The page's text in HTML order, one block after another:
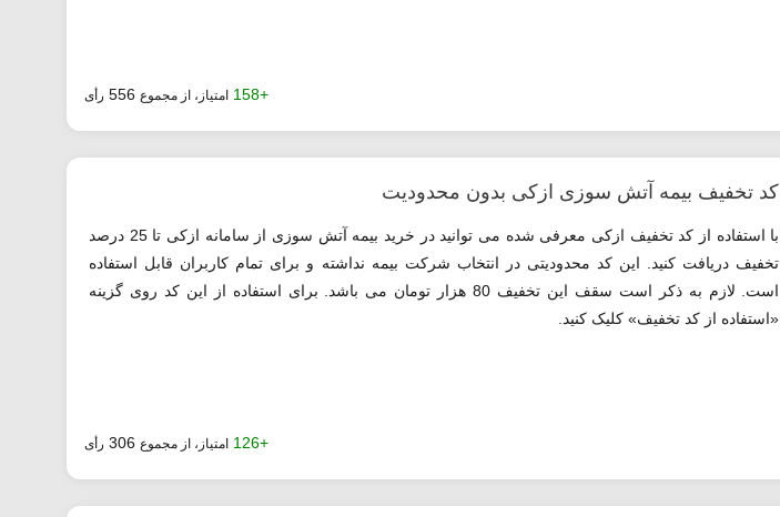
+158 امتیاز، از مجموع 556 رأی
کد تخفیف بیمه آتش سوزی ازکی بدون محدودیت
با استفاده از کد تخفیف ازکی معرفی شده می توانید در خرید بیمه آتش سوزی از سامانه ازکی تا 25 درصد
تخفیف دریافت کنید. این کد محدودیتی در انتخاب شرکت بیمه نداشته و برای تمام کاربران قابل استفاده
است. لازم به ذکر است سقف این تخفیف 80 هزار تومان می باشد. برای استفاده از این کد روی گزینه
«استفاده از کد تخفیف» کلیک کنید.
+126 امتیاز، از مجموع 306 رأی